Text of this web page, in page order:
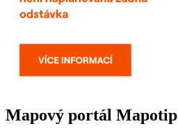
Mapový portál Mapotip